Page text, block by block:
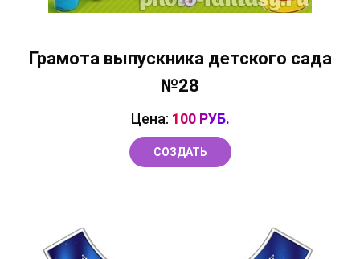
Грамота выпускника детского сада
№28
Цена: 100 РУБ.
СОЗДАТЬ